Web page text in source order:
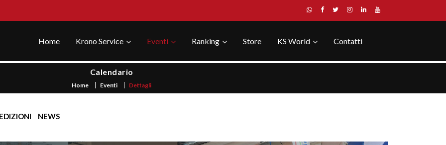
Home Krono Service Eventi Ranking Store KS World Contatti
Calendario
Home Eventi Dettagli
NEWS